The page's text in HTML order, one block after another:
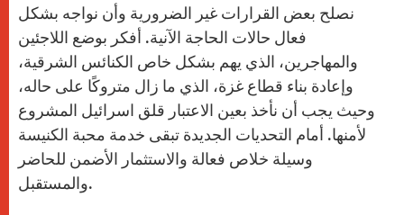
نصلح بعض القرارات غير الضرورية وأن نواجه بشكل
فعال حالات الحاجة الآنية. أفكر بوضع اللاجئين
والمهاجرين، الذي يهم بشكل خاص الكنائس الشرقية،
وإعادة بناء قطاع غزة، الذي ما زال متروكًا على حاله،
وحيث يجب أن نأخذ بعين الاعتبار قلق اسرائيل المشروع
لأمنها. أمام التحديات الجديدة تبقى خدمة محبة الكنيسة
وسيلة خلاص فعالة والاستثمار الأضمن للحاضر
والمستقبل.